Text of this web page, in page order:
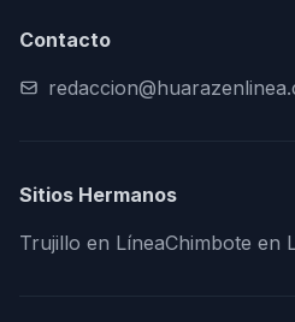
Contacto
Sitios Hermanos
Trujillo en LíneaChimbote en